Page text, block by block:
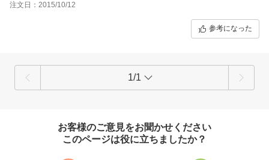
注文日：2015/10/12
参考になった
1/1
お客様のご意見をお聞かせください
このページは役に立ちましたか？